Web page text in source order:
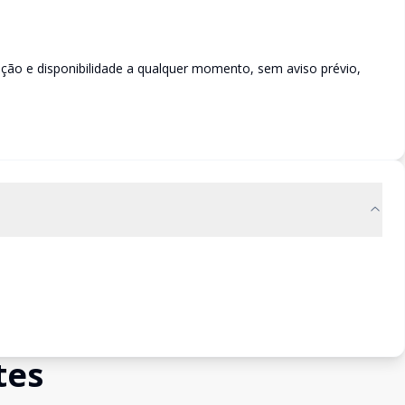
e disponibilidade a qualquer momento, sem aviso prévio,